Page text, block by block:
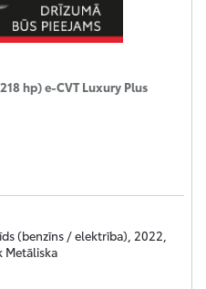
hp) e-CVT Luxury Plus
(benzīns / elektrība), 2022,
Metāliska